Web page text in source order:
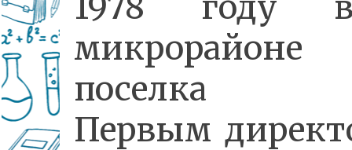
микрорайоне
поселка
Первым